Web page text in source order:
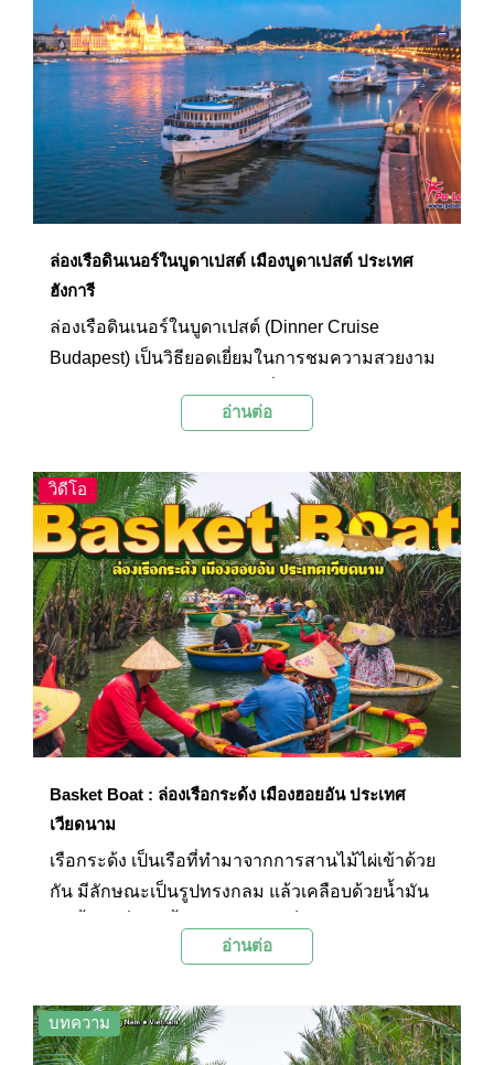
ล่องเรือดินเนอร์ในบูดาเปสต์ เมืองบูดาเปสต์ ประเทศ
ฮังการี
ล่องเรือดินเนอร์ในบูดาเปสต์ (Dinner Cruise
Budapest) เป็นวิธียอดเยี่ยมในการชมความสวยงาม
ดานูบ (Danube River) นักท่องเที่ยวจะได้เพลิดเพลิน
สถานที่ท่องเที่ยวอื่นๆ รวมทั้งอิ่มอร่อยกับอาหารรส
เลิศและเครื่องดื่มแสนอร่อย
อ่านต่อ
วิดีโอ
Basket Boat : ล่องเรือกระด้ง เมืองฮอยอัน ประเทศ
เวียดนาม
เรือกระด้ง เป็นเรือที่ทำมาจากการสานไม้ไผ่เข้าด้วย
กัน มีลักษณะเป็นรูปทรงกลม แล้วเคลือบด้วยน้ำมัน
รองรับน้ำหนักได้มากเป็นตัน จุดเริ่มต้นของเรือกระ
ฝรั่งเศสซึ่งต้องมีการเสียภาษีเรือที่แพงมาก คน
เวียดนามจึงดัดแปลงเรือให้รูปร่างดูไม่เหมือนเรือ
อ่านต่อ
บทความ